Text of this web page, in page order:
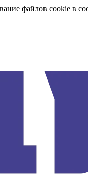
файлов cookie в